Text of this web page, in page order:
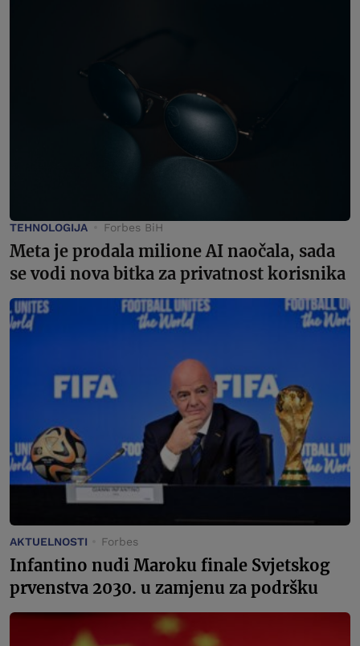
TEHNOLOGIJA Forbes BiH
Meta je prodala milione AI naočala, sada
se vodi nova bitka za privatnost korisnika
AKTUELNOSTI Forbes
Infantino nudi Maroku finale Svjetskog
prvenstva 2030. u zamjenu za podršku